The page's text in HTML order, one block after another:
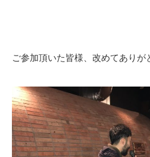
ご参加頂いた皆様、改めてありが